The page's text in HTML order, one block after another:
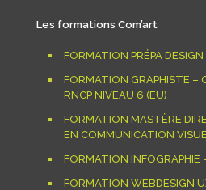
Les formations Com’art
FORMATION PRÉPA
FORMATION GRAPHISTE –
RNCP NIVEAU 6 (EU)
FORMATION MASTÈRE
EN COMMUNICATION
FORMATION INFOGRAPHIE
FORMATION WEBDESIGN